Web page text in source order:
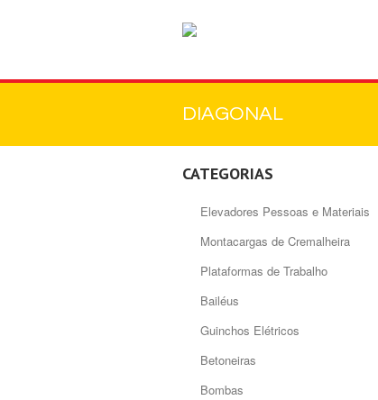
DIAGONAL
CATEGORIAS
Elevadores Pessoas e Materiais
Montacargas de Cremalheira
Plataformas de Trabalho
Bailéus
Guinchos Elétricos
Betoneiras
Bombas